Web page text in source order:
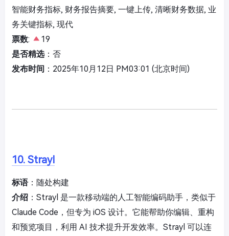
智能财务指标, 财务报告摘要, 一键上传, 清晰财务数据, 业
务关键指标, 现代
票数:
19
是否精选：否
发布时间 ：2025年10月12日 PM03:01 (北京时间)
10. Strayl
标语：随处构建
介绍 ：Strayl 是一款移动端的人工智能编码助手，类似于
Claude Code，但专为 iOS 设计。它能帮助你编辑、重构
和预览项目，利用 AI 技术提升开发效率。Strayl 可以连